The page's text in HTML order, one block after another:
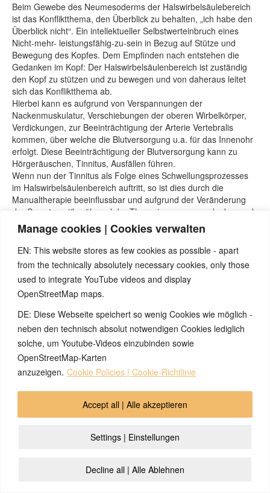
Manage cookies | Cookies verwalten
EN: This website stores as few cookies as possible - apart
from the technically absolutely necessary cookies, only those
used to integrate YouTube videos and display
OpenStreetMap maps.
DE: Diese Webseite speichert so wenig Cookies wie möglich -
neben den technisch absolut notwendigen Cookies lediglich
solche, um Youtube-Videos einzubinden sowie
OpenStreetMap-Karten
anzuzeigen. Cookie Policies | Cookie-Richtlinie
Settings | Einstellungen
Decline all | Alle Ablehnen
Accept all | Alle akzeptieren
Beim Gewebe des Neumesoderms der Halswirbelsäulebereich
ist das Konfliktthema, den Überblick zu behalten, „ich habe den
Überblick nicht“. Ein intellektueller Selbstwerteinbruch eines
Nicht-mehr- leistungsfähig-zu-sein in Bezug auf Stütze und
Bewegung des Kopfes. Dem Empfinden nach entstehen die
Gedanken im Kopf: Der Halswirbelsäulenbereich ist zuständig
den Kopf zu stützen und zu bewegen und von daheraus leitet
sich das Konfliktthema ab.
Hierbei kann es aufgrund von Verspannungen der
Nackenmuskulatur, Verschiebungen der oberen Wirbelkörper,
Verdickungen, zur Beeinträchtigung der Arterie Vertebralis
kommen, über welche die Blutversorgung u.a. für das Innenohr
erfolgt. Diese Beeinträchtigung der Blutversorgung kann zu
Hörgeräuschen, Tinnitus, Ausfällen führen.
Wenn nun der Tinnitus als Folge eines Schwellungsprozesses
im Halswirbelsäulenbereich auftritt, so ist dies durch die
Manualtherapie beeinflussbar und aufgrund der Veränderung
der Symptomatik während der Therapie genau zuordenbar und
von Hörkonflikten gut zu unterscheiden.
Seminare und Webinare von Nicolas Barro, nicolasbarro.de
Naturnah-Seminar von Nicolas Barro und Marco Pfister,
naturnah-seminar.de,
David Münnich, „Das System der fünf biologischen
Naturgesetze“
Zur Einführung in die 5BN: Simona Cella, Marco Pfister,
„Krankheit ist etwas anderes“, Einführungsbüchlein zu den fünf
biologischen Naturgesetze des ital. Studienverbandes A.L.B.A.
(heute: Ass. Saluta Aktiva Onlus)
© 2026 by Ingmar Marquardt
Política de privacidad Contacto